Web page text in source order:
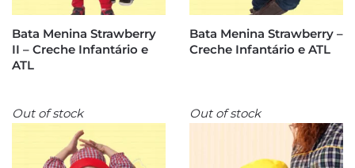
Bata Menina Strawberry
II – Creche Infantário e
ATL
Bata Menina Strawberry –
Creche Infantário e ATL
Out of stock Out of stock